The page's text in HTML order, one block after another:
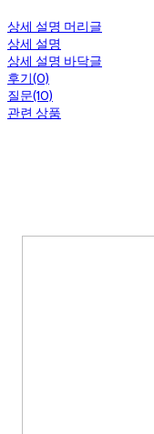
상세 설명 머리글
상세 설명
상세 설명 바닥글
후기(0)
질문(10)
관련 상품